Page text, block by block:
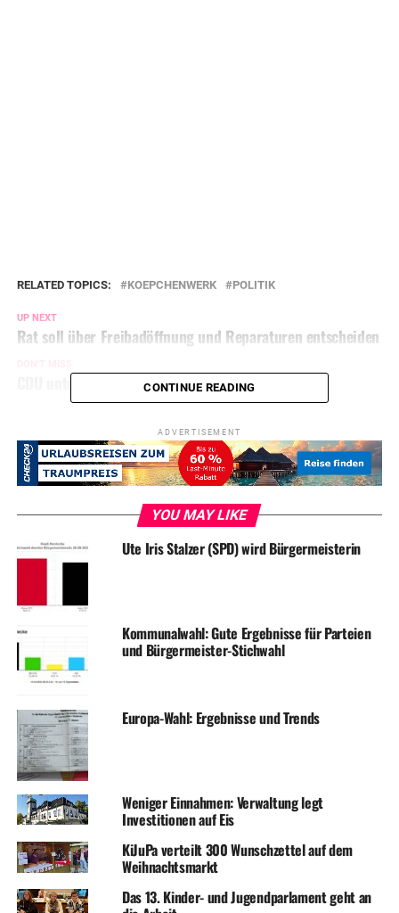
RELATED TOPICS: KOEPCHENWERK POLITIK
UP NEXT
Rat soll über Freibadöffnung und Reparaturen entscheiden
CDU unterstützt Kandidatur der Bürgermeisterin
CONTINUE READING
ADVERTISEMENT
YOU MAY LIKE
Ute Iris Stalzer (SPD) wird Bürgermeisterin
Kommunalwahl: Gute Ergebnisse für Parteien
und Bürgermeister-Stichwahl
Europa-Wahl: Ergebnisse und Trends
Weniger Einnahmen: Verwaltung legt
Investitionen auf Eis
KiJuPa verteilt 300 Wunschzettel auf dem
Weihnachtsmarkt
Das 13. Kinder- und Jugendparlament geht an